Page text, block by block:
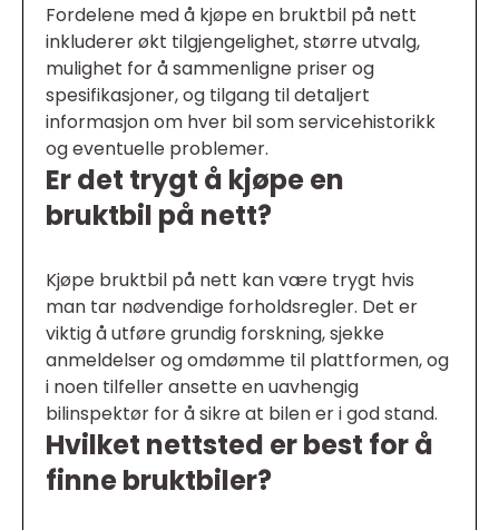
Fordelene med å kjøpe en bruktbil på nett
inkluderer økt tilgjengelighet, større utvalg,
mulighet for å sammenligne priser og
spesifikasjoner, og tilgang til detaljert
informasjon om hver bil som servicehistorikk
og eventuelle problemer.
Er det trygt å kjøpe en
bruktbil på nett?
Kjøpe bruktbil på nett kan være trygt hvis
man tar nødvendige forholdsregler. Det er
viktig å utføre grundig forskning, sjekke
anmeldelser og omdømme til plattformen, og
i noen tilfeller ansette en uavhengig
bilinspektør for å sikre at bilen er i god stand.
Hvilket nettsted er best for å
finne bruktbiler?